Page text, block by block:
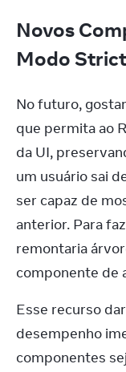
Novos
Modo Strict
No futuro,
que permita ao
da UI,
um usuário sai
ser capaz de
anterior. Para
remontaria
componente de
Esse recurso
desempenho
componentes